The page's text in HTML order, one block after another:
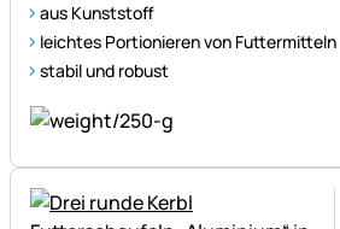
aus Kunststoff
leichtes Portionieren von Futtermitteln
stabil und robust